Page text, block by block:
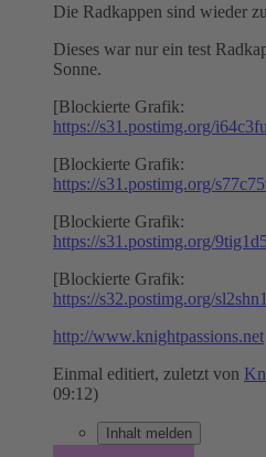
Die Radkappen sind wieder
Dieses war nur ein test
Sonne.
[Blockierte Grafik:
https://s31.postimg.org/
[Blockierte Grafik:
https://s31.postimg.org/
[Blockierte Grafik:
https://s31.postimg.org/
[Blockierte Grafik:
https://s32.postimg.org/
http://www.knightpassions.net
Einmal editiert, zuletzt von
09:12)
Inhalt melden